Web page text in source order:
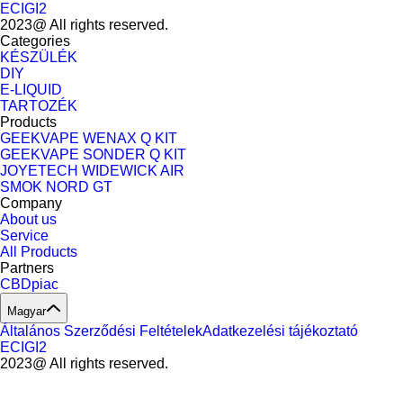
ECIGI2
2023@ All rights reserved.
Categories
KÉSZÜLÉK
DIY
E-LIQUID
TARTOZÉK
Products
GEEKVAPE WENAX Q KIT
GEEKVAPE SONDER Q KIT
JOYETECH WIDEWICK AIR
SMOK NORD GT
Company
About us
Service
All Products
Partners
CBDpiac
Magyar
Általános Szerződési FeltételekAdatkezelési tájékoztató
ECIGI2
2023@ All rights reserved.